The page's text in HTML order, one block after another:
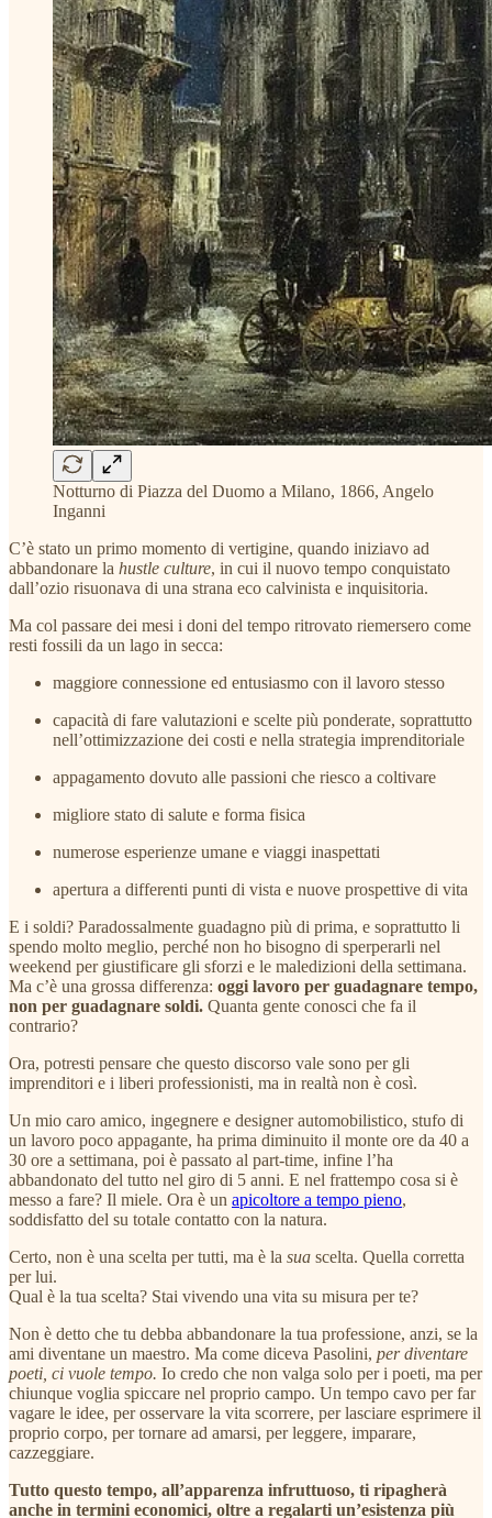
Notturno di Piazza del Duomo a Milano, 1866, Angelo
Inganni
C’è stato un primo momento di vertigine, quando iniziavo ad
abbandonare la hustle culture, in cui il nuovo tempo conquistato
dall’ozio risuonava di una strana eco calvinista e inquisitoria.
Ma col passare dei mesi i doni del tempo ritrovato riemersero come
resti fossili da un lago in secca:
maggiore connessione ed entusiasmo con il lavoro stesso
capacità di fare valutazioni e scelte più ponderate, soprattutto
nell’ottimizzazione dei costi e nella strategia imprenditoriale
appagamento dovuto alle passioni che riesco a coltivare
migliore stato di salute e forma fisica
numerose esperienze umane e viaggi inaspettati
apertura a differenti punti di vista e nuove prospettive di vita
E i soldi? Paradossalmente guadagno più di prima, e soprattutto li
spendo molto meglio, perché non ho bisogno di sperperarli nel
weekend per giustificare gli sforzi e le maledizioni della settimana.
Ma c’è una grossa differenza: oggi lavoro per guadagnare tempo,
non per guadagnare soldi. Quanta gente conosci che fa il
contrario?
Ora, potresti pensare che questo discorso vale sono per gli
imprenditori e i liberi professionisti, ma in realtà non è così.
Un mio caro amico, ingegnere e designer automobilistico, stufo di
un lavoro poco appagante, ha prima diminuito il monte ore da 40 a
30 ore a settimana, poi è passato al part-time, infine l’ha
abbandonato del tutto nel giro di 5 anni. E nel frattempo cosa si è
messo a fare? Il miele. Ora è un apicoltore a tempo pieno,
soddisfatto del su totale contatto con la natura.
Certo, non è una scelta per tutti, ma è la sua scelta. Quella corretta
per lui.
Qual è la tua scelta? Stai vivendo una vita su misura per te?
Non è detto che tu debba abbandonare la tua professione, anzi, se la
ami diventane un maestro. Ma come diceva Pasolini, per diventare
poeti, ci vuole tempo. Io credo che non valga solo per i poeti, ma per
chiunque voglia spiccare nel proprio campo. Un tempo cavo per far
vagare le idee, per osservare la vita scorrere, per lasciare esprimere il
proprio corpo, per tornare ad amarsi, per leggere, imparare,
cazzeggiare.
Tutto questo tempo, all’apparenza infruttuoso, ti ripagherà
anche in termini economici, oltre a regalarti un’esistenza più